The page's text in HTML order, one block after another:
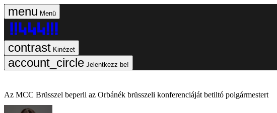
Menü
Kinézet
Jelentkezz be!
Az MCC Brüsszel beperli az Orbánék brüsszeli konferenciáját betiltó polgármestert